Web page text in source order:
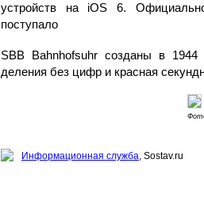
устройств на iOS 6.
поступало
SBB Bahnhofsuhr созданы в 1944
деления без цифр и красная
Информационная служба, Sostav.ru